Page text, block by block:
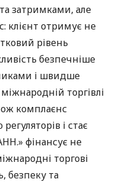
затримками, але
клієнт отримує не
рівень
безпечніше
і швидше
торгівлі
комплаєнс
і стає
фінансує не
торгові
безпеку та